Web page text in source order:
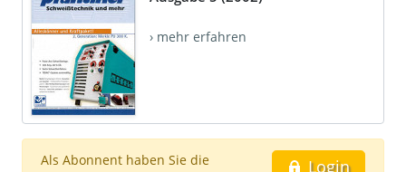
› mehr erfahren
Login
Als Abonnent haben Sie die